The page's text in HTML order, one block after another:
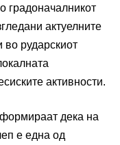
градоначалникот
актуелните
во рударскиот
активности.
дека на
е една од